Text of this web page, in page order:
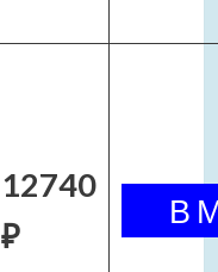
12740
₽